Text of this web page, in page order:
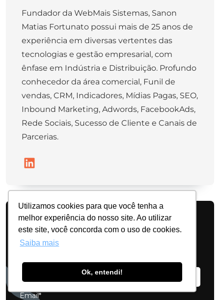
Utilizamos cookies para que você tenha a
melhor experiência do nosso site. Ao utilizar
este site, você concorda com o uso de cookies.
Saiba mais
Ok, entendi!
Fundador da WebMais Sistemas, Sanon
Matias Fortunato possui mais de 25 anos de
experiência em diversas vertentes das
tecnologias e gestão empresarial, com
ênfase em Indústria e Distribuição. Profundo
conhecedor da área comercial, Funil de
vendas, CRM, Indicadores, Mídias Pagas, SEO,
Inbound Marketing, Adwords, FacebookAds,
Rede Sociais, Sucesso de Cliente e Canais de
Parcerias.
É gestor de uma indústria ou
distribuidora?
Conheça o nosso ERP na prática!
Email*